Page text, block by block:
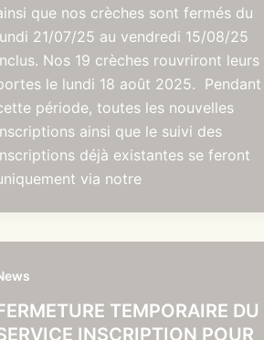
que nos crèches sont fermés du
21/07/25 au vendredi 15/08/25
Nos 19 crèches rouvriront leurs
le lundi 18 août 2025. Pendant
période, toutes les nouvelles
ainsi que le suivi des
déjà existantes se feront
via notre
TEMPORAIRE DU
INSCRIPTION POUR